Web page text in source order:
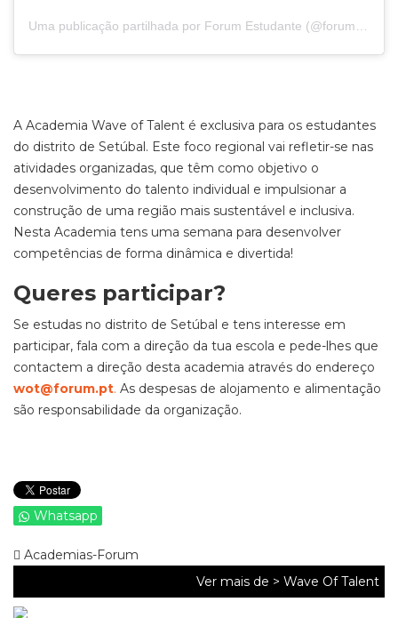
Uma publicação partilhada por Forum Estudante (@forumestudante)
A Academia Wave of Talent é exclusiva para os estudantes
do distrito de Setúbal. Este foco regional vai refletir-se nas
atividades organizadas, que têm como objetivo o
desenvolvimento do talento individual e impulsionar a
construção de uma região mais sustentável e inclusiva.
Nesta Academia tens uma semana para desenvolver
competências de forma dinâmica e divertida!
Queres participar?
Se estudas no distrito de Setúbal e tens interesse em
participar, fala com a direção da tua escola e pede-lhes que
contactem a direção desta academia através do endereço
wot@forum.pt. As despesas de alojamento e alimentação
são responsabilidade da organização.
Whatsapp
Academias-Forum
Ver mais de > Wave Of Talent